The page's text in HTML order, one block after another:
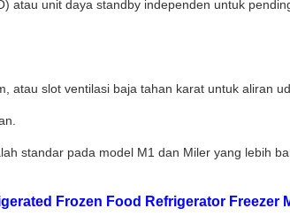
atau unit daya standby independen untuk
atau slot ventilasi baja tahan karat untuk aliran
standar pada model M1 dan Miler yang lebih
Frozen Food Refrigerator Freezer